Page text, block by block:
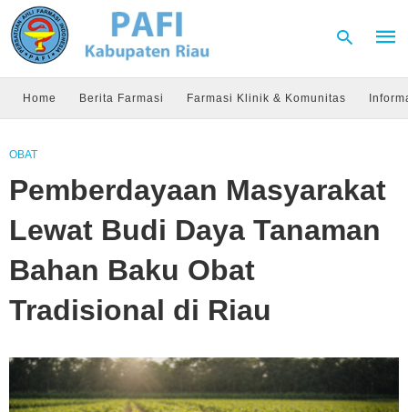
and
Home Berita Farmasi Farmasi Klinik & Komunitas
OBAT
Pemberdayaan Masyarakat
Lewat Budi Daya Tanaman
Bahan Baku Obat
Tradisional di Riau